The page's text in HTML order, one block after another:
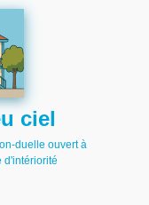
ciel
duelle ouvert à
d'intériorité